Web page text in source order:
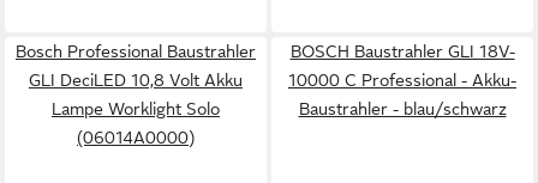
Bosch Professional Baustrahler
GLI DeciLED 10,8 Volt Akku
Lampe Worklight Solo
(06014A0000)
BOSCH Baustrahler GLI 18V-
10000 C Professional - Akku-
Baustrahler - blau/schwarz